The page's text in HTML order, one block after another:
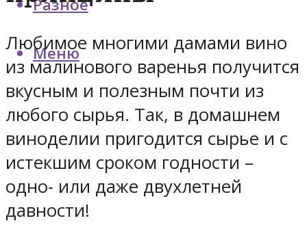
Разное
Меню
Любимое многими дамами вино
из малинового варенья получится
вкусным и полезным почти из
любого сырья. Так, в домашнем
виноделии пригодится сырье и с
истекшим сроком годности –
одно- или даже двухлетней
давности!